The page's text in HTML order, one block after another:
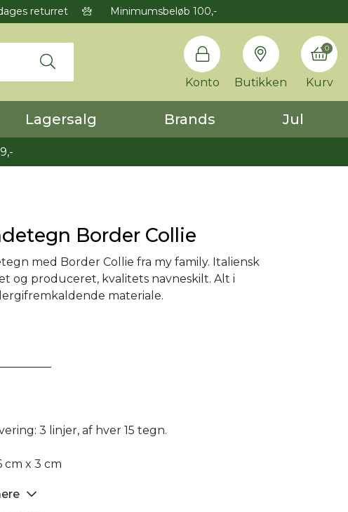
returret Minimumsbeløb 100,-
Konto Butikken Kurv
0
Lagersalg Brands Jul
Border Collie
med Border Collie fra my family. Italiensk
og produceret, kvalitets navneskilt. Alt i
materiale.
3 linjer, af hver 15 tegn.
cm x 3 cm